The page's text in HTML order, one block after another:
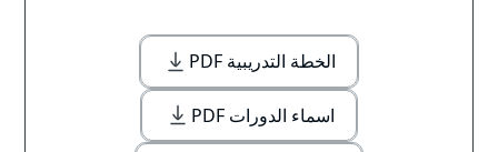
الخطة التدريبية PDF
اسماء الدورات PDF